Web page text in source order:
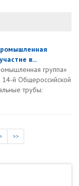
в...
группа»
14-й Общероссийской
трубы:
> >>